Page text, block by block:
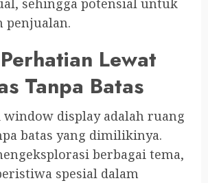
sehingga potensial untuk
penjualan.
Lewat
Tanpa Batas
display adalah ruang
batas yang dimilikinya.
berbagai tema,
spesial dalam